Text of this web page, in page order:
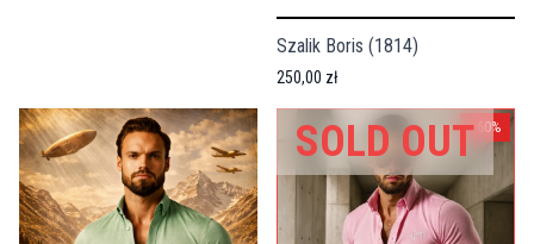
Szalik Boris (1814)
250,00 zł
- 60%
SOLD OUT